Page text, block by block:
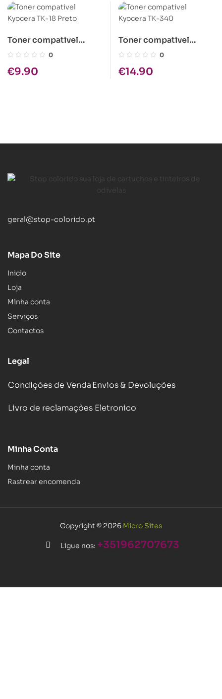
Toner compativel
Kyocera TK-18 Preto
0
€9.90
Toner compativel
Kyocera TK-340
0
€14.90
geral@stop-colorido.pt
Mapa Do Site
Inicio
Loja
Minha conta
Serviços
Contactos
Legal
Condições de VendaEnvios & Devoluções
Livro de reclamações Eletronico
Minha Conta
Minha conta
Rastrear encomenda
Copyright © 2026 Micro Sites
Ligue nos: +351962707673